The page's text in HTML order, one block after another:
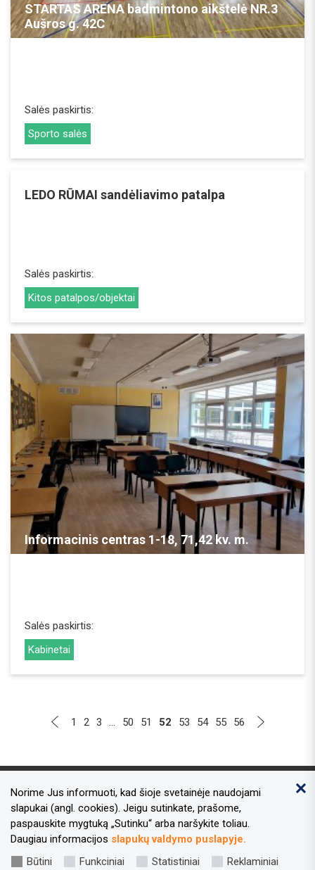
STARTAS ARENA badmintono aikštelė NR.3
Aušros g. 42C
Salės paskirtis:
Sporto salės
LEDO RŪMAI sandėliavimo patalpa
Salės paskirtis:
Kitos patalpos/objektai
Informacinis centras 1-18, 71,42 kv. m.
Salės paskirtis:
Kabinetai
REZERVUOTI
1 2 3 ... 50 51 52 53 54 55 56
Kontaktai
Adresas:Laisvės al. 96, Kaunas 44251
Tel.nr.:+370 37 73 34 49
Norime Jus informuoti, kad šioje svetainėje naudojami
slapukai (angl. cookies). Jeigu sutinkate, prašome,
paspauskite mygtuką „Sutinku“ arba naršykite toliau.
Daugiau informacijos slapukų valdymo puslapyje.
Būtini
Funkciniai Statistiniai Reklaminiai